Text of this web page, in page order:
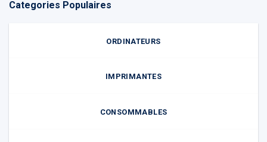
Categories Populaires
ORDINATEURS
IMPRIMANTES
CONSOMMABLES